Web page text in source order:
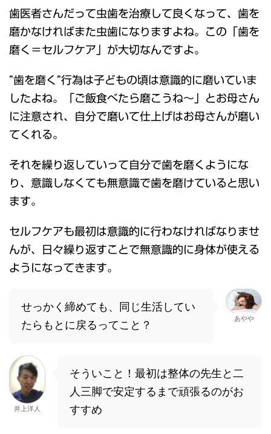
歯医者さんだって虫歯を治療して良くなって、歯を
磨かなければまた虫歯になりますよね。この「歯を
磨く＝セルフケア」が大切なんですよ。
”歯を磨く”行為は子どもの頃は意識的に磨いていま
したよね。「ご飯食べたら磨こうね～」とお母さん
に注意され、自分で磨いて仕上げはお母さんが磨い
てくれる。
それを繰り返していって自分で歯を磨くようにな
り、意識しなくても無意識で歯を磨けていると思い
ます。
セルフケアも最初は意識的に行わなければなりませ
んが、日々繰り返すことで無意識的に身体が使える
ようになってきます。
せっかく締めても、同じ生活してい
たらもとに戻るってこと？
あやや
井上洋人
そういこと！最初は整体の先生と二
人三脚で安定するまで頑張るのがお
すすめ